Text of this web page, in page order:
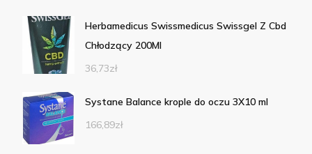
Herbamedicus Swissmedicus Swissgel Z Cbd
Chłodzący 200Ml
36,73zł
Systane Balance krople do oczu 3X10 ml
166,89zł